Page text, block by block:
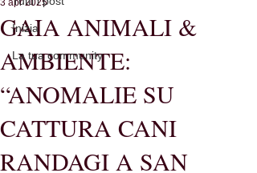
Inizia
La tua community
GAIA ANIMALI &
AMBIENTE:
“ANOMALIE SU
CATTURA CANI
RANDAGI A SAN
3 apr 2025